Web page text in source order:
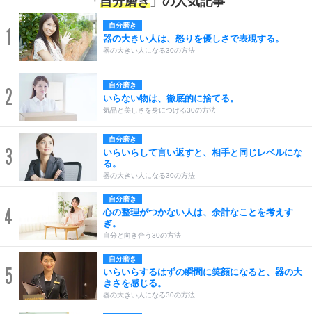
1 自分磨き
器の大きい人は、怒りを優しさで表現する。
器の大きい人になる30の方法
2 自分磨き
いらない物は、徹底的に捨てる。
気品と美しさを身につける30の方法
3
自分磨き
いらいらして言い返すと、相手と同じレベルにな
る。
器の大きい人になる30の方法
4
自分磨き
心の整理がつかない人は、余計なことを考えす
ぎ。
自分と向き合う30の方法
5
自分磨き
いらいらするはずの瞬間に笑顔になると、器の大
きさを感じる。
器の大きい人になる30の方法